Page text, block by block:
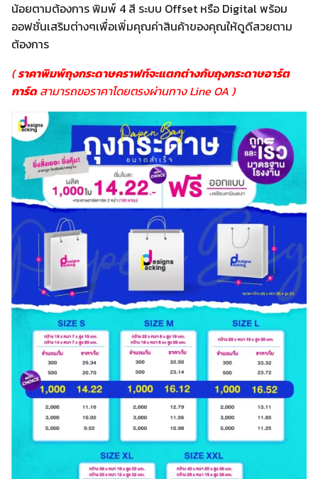
น้อยตามต้องการ พิมพ์ 4 สี ระบบ Offset หรือ Digital พร้อม
ออฟชั่นเสริมต่างๆเพื่อเพิ่มคุณค่าสินค้าของคุณให้ดูดีสวยตาม
ต้องการ
(ราคาพิมพ์ถุงกระดาษคราฟท์จะแตกต่างกับถุงกระดาษอาร์ต
การ์ดสามารถขอราคาโดยตรงผ่านทาง Line OA )